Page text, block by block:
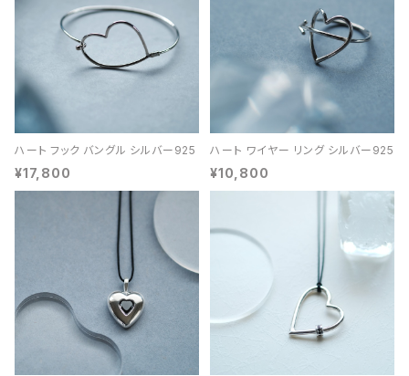
ハート フック バングル シルバー925
¥17,800
ハート ワイヤー リング シルバー925
¥10,800